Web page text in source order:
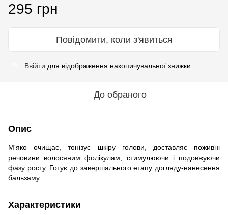
295 грн
Повідомити, коли з'явиться
Ввійти для відображення накопичувальної знижки
До обраного
Опис
М'яко очищає, тонізує шкіру голови, доставляє поживні
речовини волосяним фолікулам, стимулюючи і подовжуючи
фазу росту. Готує до завершального етапу догляду-нанесення
бальзаму.
Характеристики